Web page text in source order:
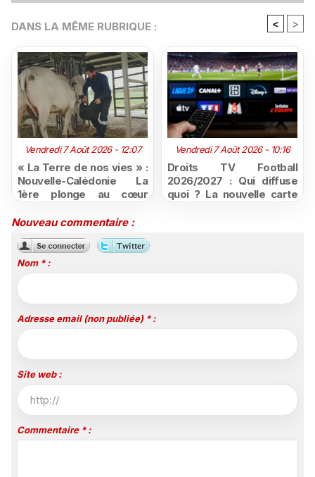
DANS LA MÊME RUBRIQUE : < >
Vendredi 7 Août 2026 - 12:07
« La Terre de nos vies » :
Nouvelle-Calédonie La
1ère plonge au cœur
mutation
Vendredi 7 Août 2026 - 10:16
Droits TV Football
2026/2027 : Qui diffuse
quoi ? La nouvelle carte
Nouveau commentaire :
Nom * :
Adresse email (non publiée) * :
Site web :
Commentaire * :